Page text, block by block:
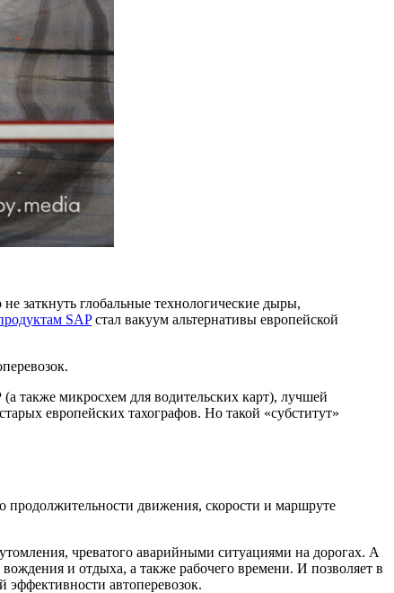
заткнуть глобальные технологические дыры,
SAPстал вакуум альтернативы европейской
также микросхем для водительских карт), лучшей
европейских тахографов. Но такой «субститут»
продолжительности движения, скорости и маршруте
чреватого аварийными ситуациями на дорогах. А
и отдыха, а также рабочего времени. И позволяет в
эффективности автоперевозок.